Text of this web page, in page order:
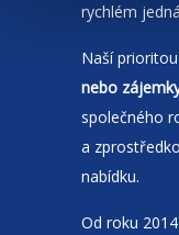
rychlém
Naší
nebo
společného
a
nabídku.
Od roku